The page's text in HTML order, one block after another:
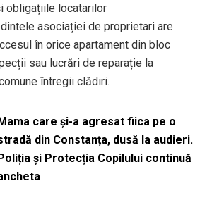
obligațiile locatarilor
asociației de proprietari are
în orice apartament din bloc
sau lucrări de reparație la
întregii clădiri.
care și-a agresat fiica pe o
din Constanța, dusă la audieri.
și Protecția Copilului continuă